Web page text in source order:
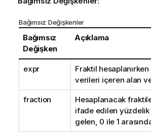
Bağımsız Değişkenler
Bağımsız
Değişken
Açıklama
expr
Fraktil
verileri içeren alan
fraction
Hesaplanacak
ifade edilen yüzdelik
gelen, 0 ile 1